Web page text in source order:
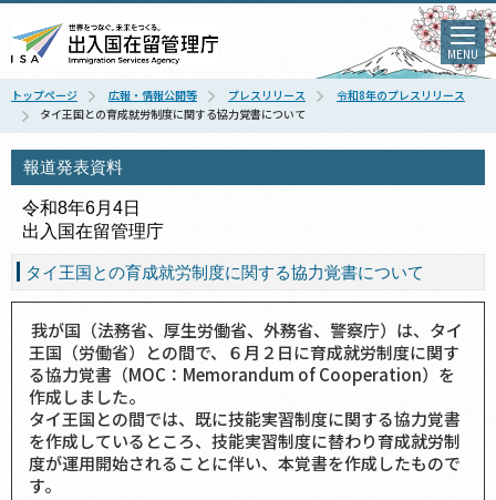
MENU
トップページ 広報・情報公開等 プレスリリース
令和8年のプレスリリース
タイ王国との育成就労制度に関する協力覚書について
報道発表資料
令和8年6月4日
出入国在留管理庁
タイ王国との育成就労制度に関する協力覚書について
我が国（法務省、厚生労働省、外務省、警察庁）は、タイ
王国（労働省）との間で、６月２日に育成就労制度に関す
る協力覚書（MOC：Memorandum of Cooperation）を
作成しました。
タイ王国との間では、既に技能実習制度に関する協力覚書
を作成しているところ、技能実習制度に替わり育成就労制
度が運用開始されることに伴い、本覚書を作成したもので
す。